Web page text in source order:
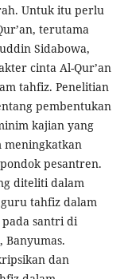
Untuk itu perlu
terutama
Sidabowa,
cinta Al-Qur’an
tahfiz. Penelitian
pembentukan
kajian yang
meningkatkan
pesantren.
diteliti dalam
tahfiz dalam
santri di
Banyumas.
dan